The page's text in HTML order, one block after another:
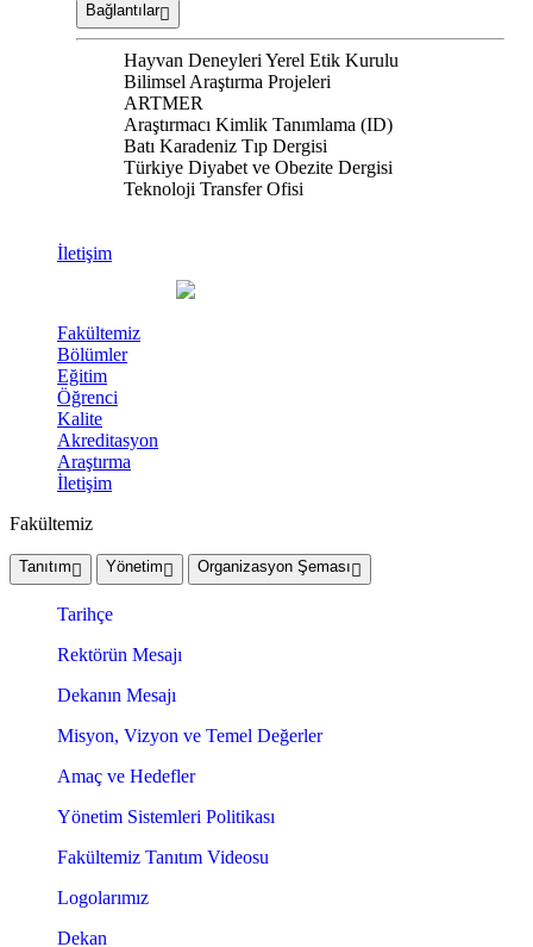
Bağlantılar
Hayvan Deneyleri Yerel Etik Kurulu
Bilimsel Araştırma Projeleri
ARTMER
Araştırmacı Kimlik Tanımlama (ID)
Batı Karadeniz Tıp Dergisi
Türkiye Diyabet ve Obezite Dergisi
Teknoloji Transfer Ofisi
İletişim
Fakültemiz
Bölümler
Eğitim
Öğrenci
Kalite
Akreditasyon
Araştırma
İletişim
Fakültemiz
Tanıtım Yönetim Organizasyon Şeması
Tarihçe
Rektörün Mesajı
Dekanın Mesajı
Misyon, Vizyon ve Temel Değerler
Amaç ve Hedefler
Yönetim Sistemleri Politikası
Fakültemiz Tanıtım Videosu
Logolarımız
Dekan